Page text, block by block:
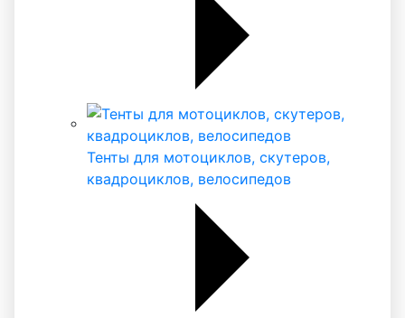
Тенты для мотоциклов, скутеров,
квадроциклов, велосипедов